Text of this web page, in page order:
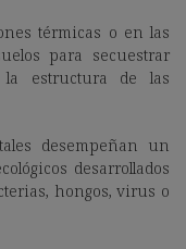
térmicas o en las
para secuestrar
estructura de las
desempeñan un
desarrollados
hongos, virus o